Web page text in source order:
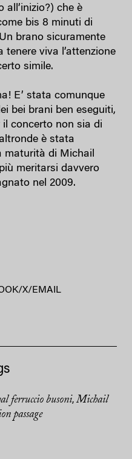
che è
bis 8 minuti di
brano sicuramente
viva l’attenzione
simile.
E’ stata comunque
bei brani ben eseguiti,
concerto non sia di
è stata
maturità di Michail
meritarsi davvero
nel 2009.
/X/ EMAIL
ferruccio busoni, Michail
passage